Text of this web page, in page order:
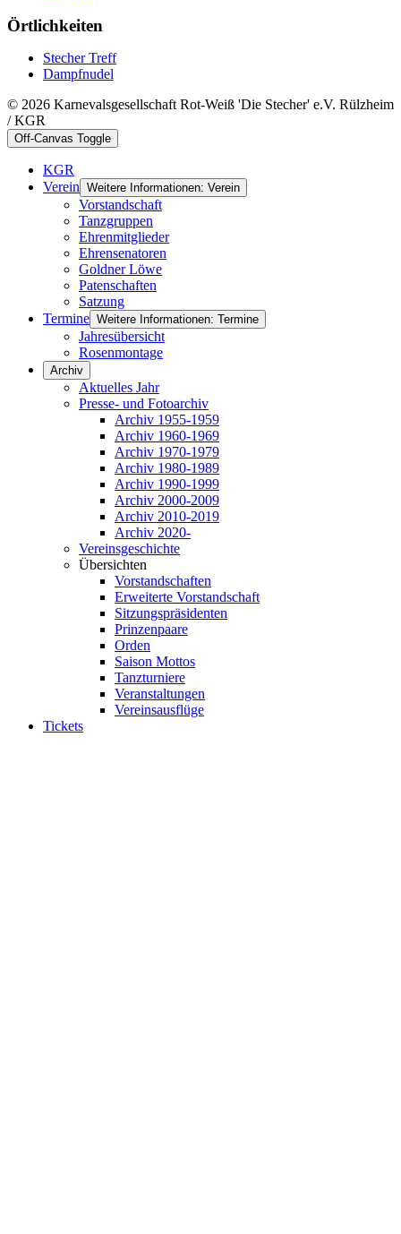
Örtlichkeiten
Stecher Treff
Dampfnudel
© 2026 Karnevalsgesellschaft Rot-Weiß 'Die Stecher' e.V. Rülzheim
/ KGR
Off-Canvas Toggle
KGR
Verein Weitere Informationen: Verein
Vorstandschaft
Tanzgruppen
Ehrenmitglieder
Ehrensenatoren
Goldner Löwe
Patenschaften
Satzung
Termine Weitere Informationen: Termine
Jahresübersicht
Rosenmontage
Archiv
Aktuelles Jahr
Presse- und Fotoarchiv
Archiv 1955-1959
Archiv 1960-1969
Archiv 1970-1979
Archiv 1980-1989
Archiv 1990-1999
Archiv 2000-2009
Archiv 2010-2019
Archiv 2020-
Vereinsgeschichte
Übersichten
Vorstandschaften
Erweiterte Vorstandschaft
Sitzungspräsidenten
Prinzenpaare
Orden
Saison Mottos
Tanzturniere
Veranstaltungen
Vereinsausflüge
Tickets